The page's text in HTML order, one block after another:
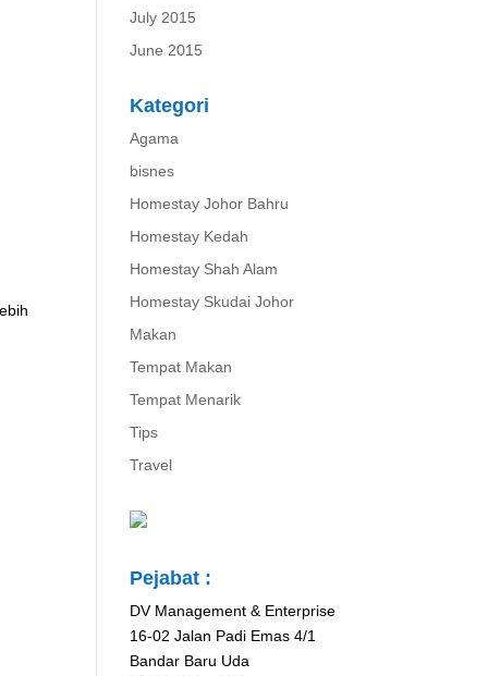
July 2015
June 2015
Kategori
Agama
bisnes
Homestay Johor Bahru
Homestay Kedah
Homestay Shah Alam
Homestay Skudai Johor
Makan
Tempat Makan
Tempat Menarik
Tips
Travel
Pejabat :
DV Management & Enterprise
16-02 Jalan Padi Emas 4/1
Bandar Baru Uda